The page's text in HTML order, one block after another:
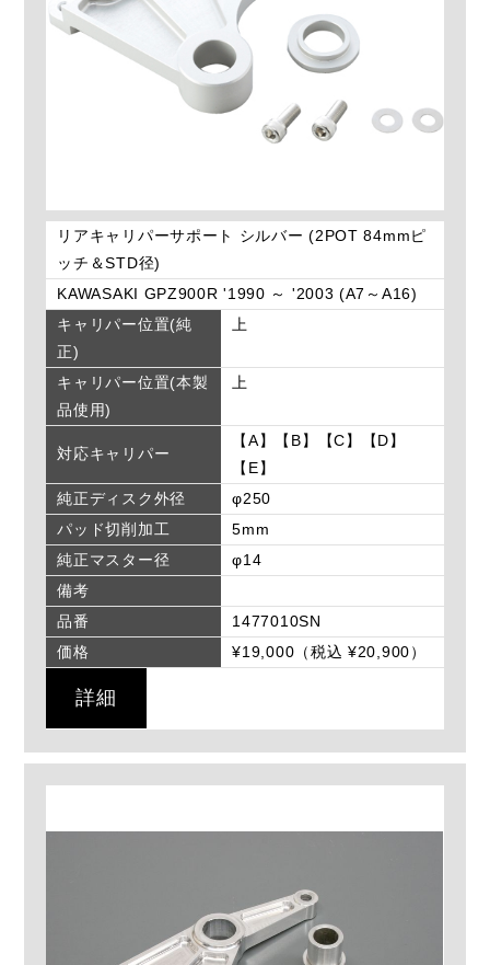
リアキャリパーサポート シルバー (2POT 84mmピ
ッチ＆STD径)
KAWASAKI GPZ900R '1990 ～ '2003 (A7～A16)
キャリパー位置(純
正)
上
キャリパー位置(本製
品使用)
上
対応キャリパー
【A】【B】【C】【D】
【E】
純正ディスク外径
φ250
パッド切削加工
5mm
純正マスター径
φ14
備考
品番
1477010SN
価格
¥19,000（税込 ¥20,900）
詳細